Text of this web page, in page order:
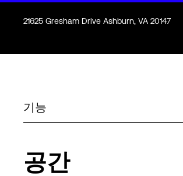
21625 Gresham Drive Ashburn, VA 20147
기능
공간